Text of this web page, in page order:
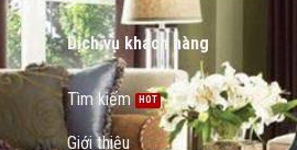
Dịch vụ khách hàng
Tìm kiếm
Giới thiệu